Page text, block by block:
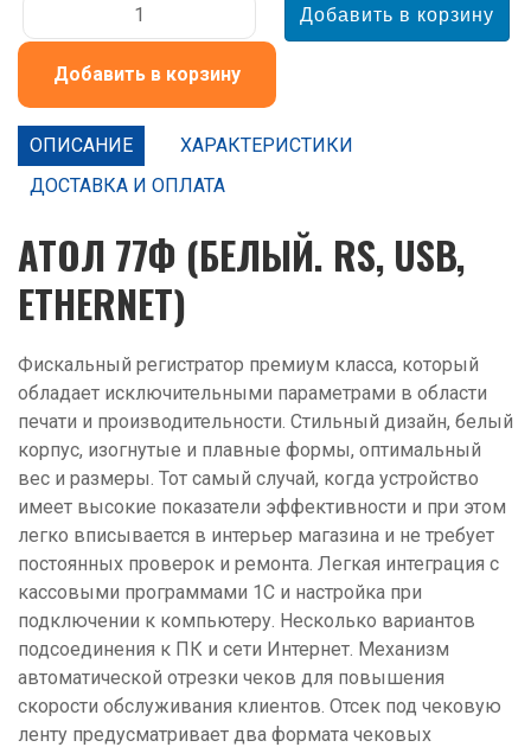
Добавить в корзину
ОПИСАНИЕ
ХАРАКТЕРИСТИКИ
ДОСТАВКА И ОПЛАТА
АТОЛ 77Ф (БЕЛЫЙ. RS, USB,
ETHERNET)
Фискальный регистратор премиум класса, который
обладает исключительными параметрами в области
печати и производительности. Стильный дизайн, белый
корпус, изогнутые и плавные формы, оптимальный
вес и размеры. Тот самый случай, когда устройство
имеет высокие показатели эффективности и при этом
легко вписывается в интерьер магазина и не требует
постоянных проверок и ремонта. Легкая интеграция с
кассовыми программами 1С и настройка при
подключении к компьютеру. Несколько вариантов
подсоединения к ПК и сети Интернет. Механизм
автоматической отрезки чеков для повышения
скорости обслуживания клиентов. Отсек под чековую
ленту предусматривает два формата чековых